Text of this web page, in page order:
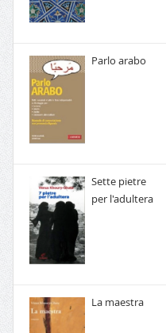
Parlo arabo
Sette pietre
per l'adultera
La maestra